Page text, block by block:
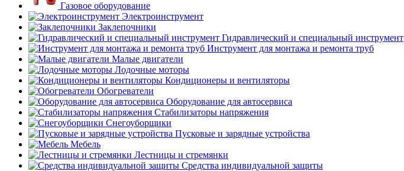
Газовое оборудование
Электроинструмент
Заклепочники
Гидравлический и специальный инструмент
Инструмент для монтажа и ремонта труб
Малые двигатели
Лодочные моторы
Кондиционеры и вентиляторы
Обогреватели
Оборудование для автосервиса
Стабилизаторы напряжения
Снегоуборщики
Пусковые и зарядные устройства
Мебель
Лестницы и стремянки
Средства индивидуальной защиты